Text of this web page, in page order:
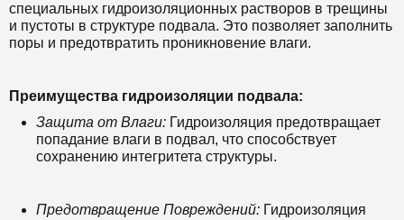
специальных гидроизоляционных растворов в трещины
и пустоты в структуре подвала. Это позволяет заполнить
поры и предотвратить проникновение влаги.
Преимущества гидроизоляции подвала:
Защита от Влаги: Гидроизоляция предотвращает
попадание влаги в подвал, что способствует
сохранению интегритета структуры.
Предотвращение Повреждений: Гидроизоляция